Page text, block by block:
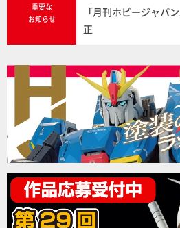
重要な
お知らせ
「月刊ホビージャパ
正